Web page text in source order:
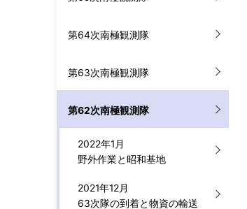
シ
ョ
ン
第64次南極観測隊
第63次南極観測隊
第62次南極観測隊
2022年1月
野外作業と昭和基地
2021年12月
63次隊の到着と物資の輸送